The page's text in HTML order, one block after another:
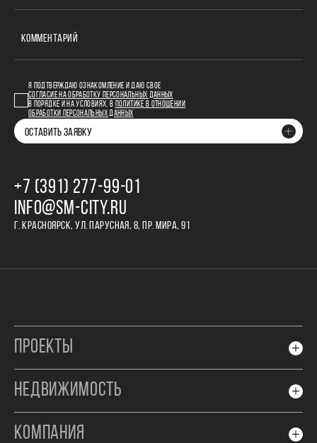
КОММЕНТАРИЙ
Я ПОДТВЕРЖДАЮ ОЗНАКОМЛЕНИЕ И ДАЮ СВОЕ
СОГЛАСИЕ НА ОБРАБОТКУ ПЕРСОНАЛЬНЫХ ДАННЫХ
В ПОРЯДКЕ И НА УСЛОВИЯХ, В
ПОЛИТИКЕ В ОТНОШЕНИИ
ОБРАБОТКИ ПЕРСОНАЛЬНЫХ ДАННЫХ
ОСТАВИТЬ ЗАЯВКУ
+7 (391) 277‒99‒01
INFO@SM-CITY.RU
Г. КРАСНОЯРСК, УЛ. ПАРУСНАЯ, 8, ПР. МИРА, 91
ПРОЕКТЫ
НЕДВИЖИМОСТЬ
КОМПАНИЯ